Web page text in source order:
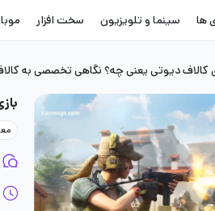
ها سینما و تلویزیون سخت افزار
کالاف دیوتی یعنی چه؟ نگاهی تخصصی به